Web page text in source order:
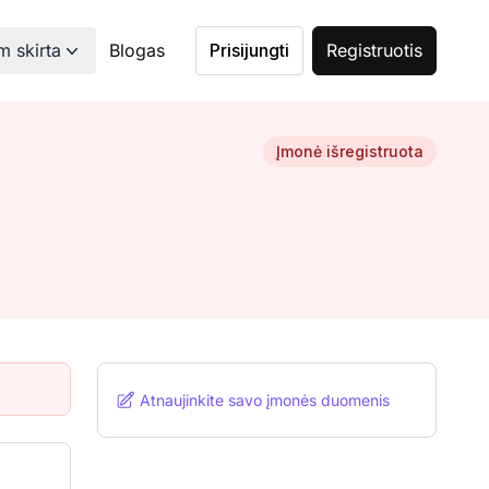
skirta Blogas Prisijungti Registruotis
Įmonė išregistruota
Atnaujinkite savo įmonės duomenis